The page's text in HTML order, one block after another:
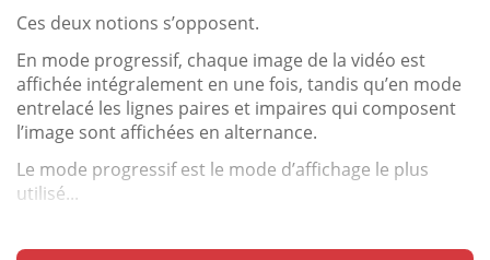
Ces deux notions s’opposent.
En mode progressif, chaque image de la vidéo est
affichée intégralement en une fois, tandis qu’en mode
entrelacé les lignes paires et impaires qui composent
l’image sont affichées en alternance.
Le mode progressif est le mode d’affichage le plus
utilisé...